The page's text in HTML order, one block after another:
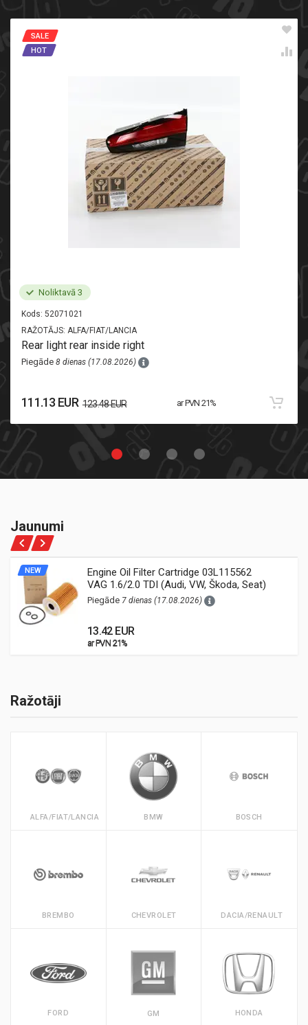
Noliktavā 3
Kods: 52071021
RAŽOTĀJS: ALFA/FIAT/LANCIA
SALE
HOT
Rear light rear inside right
Piegāde 8 dienas (17.08.2026)
111.13 EUR 123.48 EUR ar PVN 21%
Jaunumi
NEW
Engine Oil Filter Cartridge 03L115562
VAG 1.6/2.0 TDI (Audi, VW, Škoda, Seat)
Piegāde 7 dienas (17.08.2026)
13.42 EUR
ar PVN 21%
ar PVN 21%
Ražotāji
ALFA/FIAT/LANCIA BMW BOSCH
BREMBO CHEVROLET DACIA/RENAULT
FORD GM HONDA